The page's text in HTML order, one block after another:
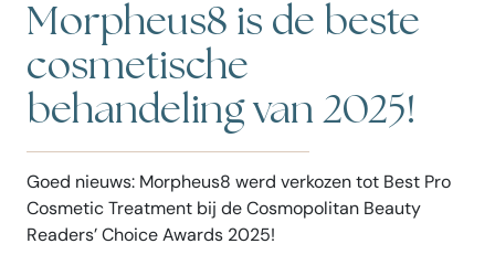
Morpheus8 is de beste
cosmetische
behandeling van 2025!
Goed nieuws: Morpheus8 werd verkozen tot Best Pro
Cosmetic Treatment bij de Cosmopolitan Beauty
Readers’ Choice Awards 2025!